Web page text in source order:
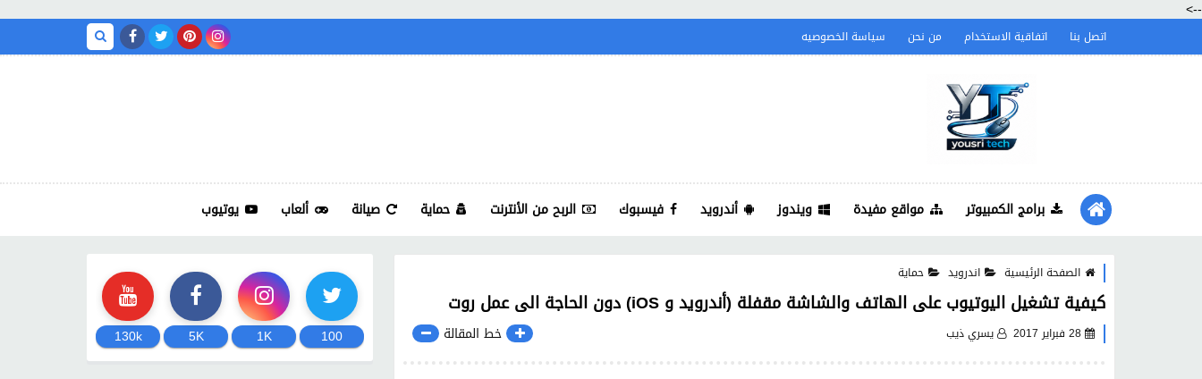
-->
اتصل بنا اتفاقية الاستخدام من نحن سياسة الخصوصيه
برامج الكمبيوتر مواقع مفيدة ويندوز أندرويد فيسبوك الربح من الأنترنت حماية صيانة ألعاب يوتيوب
الصفحة الرئيسية اندرويد حماية
كيفية تشغيل اليوتيوب على الهاتف والشاشة مقفلة (أندرويد و iOS) دون الحاجة الى عمل روت
28 فبراير 2017 يسري ذيب خط المقالة 100
1K
5K
130k